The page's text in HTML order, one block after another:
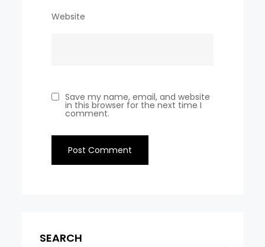
Website
Save my name, email, and website
in this browser for the next time I
comment.
SEARCH